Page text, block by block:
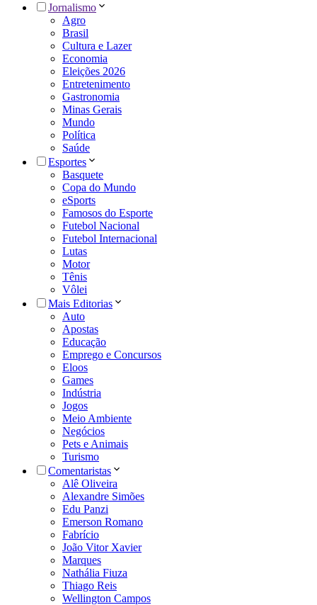
Jornalismo
Agro
Brasil
Cultura e Lazer
Economia
Eleições 2026
Entretenimento
Gastronomia
Minas Gerais
Mundo
Política
Saúde
Esportes
Basquete
Copa do Mundo
eSports
Famosos do Esporte
Futebol Nacional
Futebol Internacional
Lutas
Motor
Tênis
Vôlei
Mais Editorias
Auto
Apostas
Educação
Emprego e Concursos
Eloos
Games
Indústria
Jogos
Meio Ambiente
Negócios
Pets e Animais
Turismo
Comentaristas
Alê Oliveira
Alexandre Simões
Edu Panzi
Emerson Romano
Fabrício
João Vitor Xavier
Marques
Nathália Fiuza
Thiago Reis
Wellington Campos